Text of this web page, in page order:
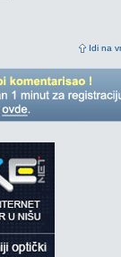
Idi na